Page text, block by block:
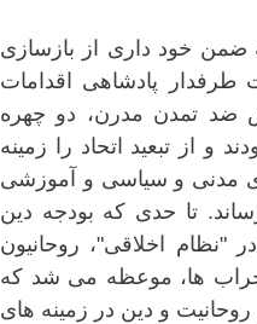
ضمن خود داری از بازسازی
طرفدار پادشاهی اقدامات
ضد تمدن مدرن، دو چهره
و از تبعید اتحاد را زمینه
مدنی و سیاسی و آموزشی
تا حدی که بودجه دین
اخلاقی"، روحانیون
محراب ها، موعظه می شد که
و دین در زمینه های